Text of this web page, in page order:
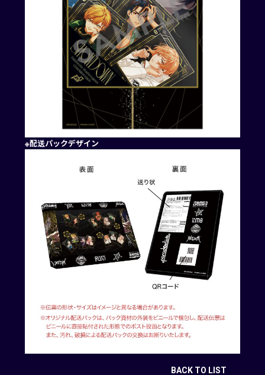
※配送パックデザイン
BACK TO LIST